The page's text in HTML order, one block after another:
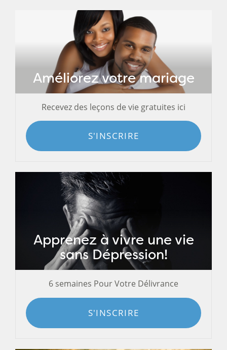
Améliorez votre mariage
Recevez des leçons de vie gratuites ici
S'INSCRIRE
Apprenez à vivre une vie
sans Dépression!
6 semaines Pour Votre Délivrance
S'INSCRIRE